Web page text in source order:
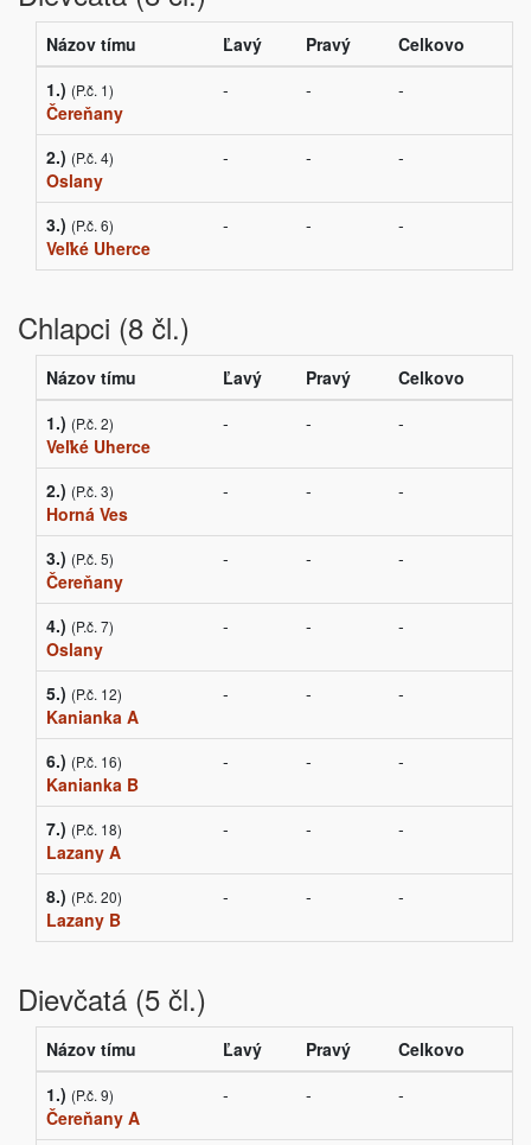
Názov tímu Ľavý Pravý
Celkovo
1.) (P.č. 1)
Čereňany
- - -
2.) (P.č. 4)
Oslany
- - -
3.) (P.č. 6)
Veľké Uherce
- - -
Chlapci (8 čl.)
Názov tímu Ľavý Pravý
Celkovo
1.) (P.č. 2)
Veľké Uherce
- - -
2.) (P.č. 3)
Horná Ves
- - -
3.) (P.č. 5)
Čereňany
- - -
4.) (P.č. 7)
Oslany
- - -
5.) (P.č. 12)
Kanianka A
- - -
6.) (P.č. 16)
Kanianka B
- - -
7.) (P.č. 18)
Lazany A
- - -
8.) (P.č. 20)
Lazany B
- - -
Dievčatá (5 čl.)
Názov tímu Ľavý Pravý
Celkovo
1.) (P.č. 9)
Čereňany A
- - -